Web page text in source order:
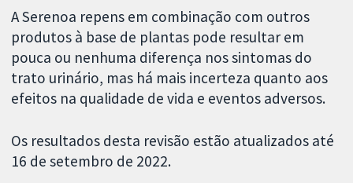
A Serenoa repens em combinação com outros
produtos à base de plantas pode resultar em
pouca ou nenhuma diferença nos sintomas do
trato urinário, mas há mais incerteza quanto aos
efeitos na qualidade de vida e eventos adversos.
Os resultados desta revisão estão atualizados até
16 de setembro de 2022.